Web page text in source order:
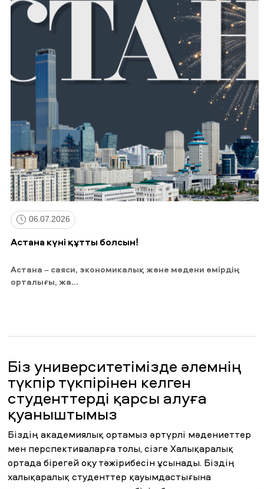
06.07.2026
Астана күні құтты болсын!
Астана – саяси, экономикалық және мәдени өмірдің
орталығы, жа...
Біз университетімізде әлемнің
түкпір түкпірінен келген
студенттерді қарсы алуға
қуаныштымыз
Біздің академиялық ортамыз әртүрлі мәдениеттер
мен перспективаларға толы, сізге Халықаралық
ортада бірегей оқу тәжірибесін ұсынады. Біздің
халықаралық студенттер қауымдастығына